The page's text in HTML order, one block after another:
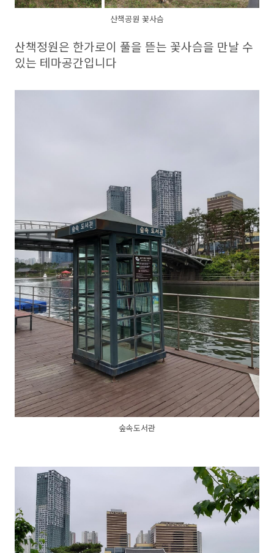
산책공원 꽃사슴
산책정원은 한가로이 풀을 뜯는 꽃사슴을 만날 수
있는 테마공간입니다
숲속도서관